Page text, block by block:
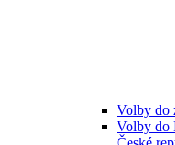
Volby do
Volby do